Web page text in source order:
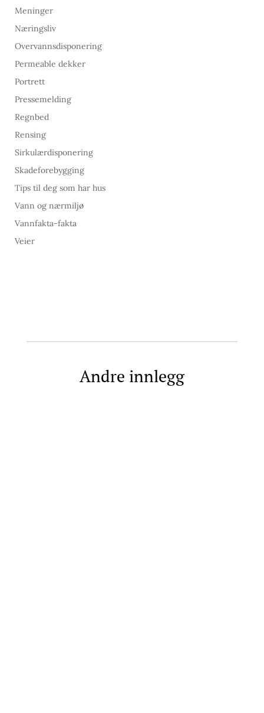
Meninger
Næringsliv
Overvannsdisponering
Permeable dekker
Portrett
Pressemelding
Regnbed
Rensing
Sirkulærdisponering
Skadeforebygging
Tips til deg som har hus
Vann og nærmiljø
Vannfakta-fakta
Veier
Andre innlegg